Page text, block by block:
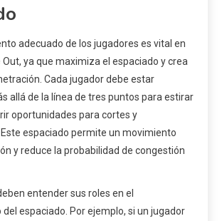
adecuado de los jugadores es vital en
Out, ya que maximiza el espaciado y crea
Cada jugador debe estar
allá de la línea de tres puntos para estirar
oportunidades para cortes y
espaciado permite un movimiento
y reduce la probabilidad de congestión
entender sus roles en el
espaciado. Por ejemplo, si un jugador